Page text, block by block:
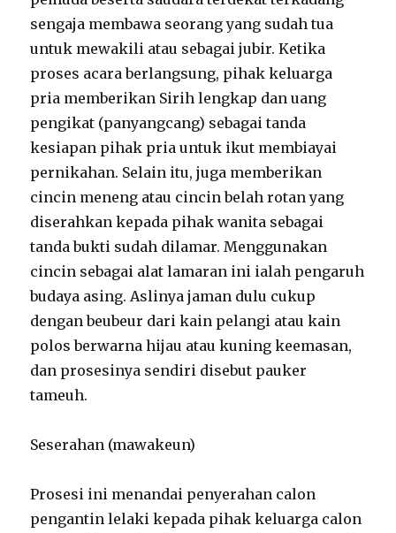
sengaja membawa seorang yang sudah tua
untuk mewakili atau sebagai jubir. Ketika
proses acara berlangsung, pihak keluarga
pria memberikan Sirih lengkap dan uang
pengikat (panyangcang) sebagai tanda
kesiapan pihak pria untuk ikut membiayai
pernikahan. Selain itu, juga memberikan
cincin meneng atau cincin belah rotan yang
diserahkan kepada pihak wanita sebagai
tanda bukti sudah dilamar. Menggunakan
cincin sebagai alat lamaran ini ialah pengaruh
budaya asing. Aslinya jaman dulu cukup
dengan beubeur dari kain pelangi atau kain
polos berwarna hijau atau kuning keemasan,
dan prosesinya sendiri disebut pauker
tameuh.
Seserahan (mawakeun)
Prosesi ini menandai penyerahan calon
pengantin lelaki kepada pihak keluarga calon